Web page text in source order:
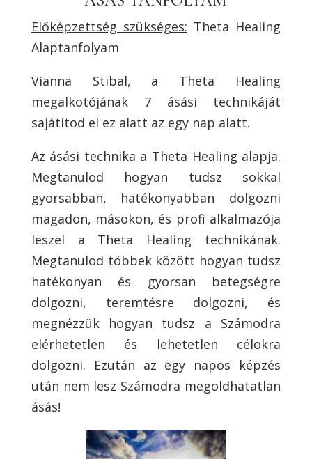
Előképzettség szükséges: Theta Healing
Alaptanfolyam
Vianna Stibal, a Theta Healing
megalkotójának 7 ásási technikáját
sajátítod el ez alatt az egy nap alatt.
Az ásási technika a Theta Healing alapja.
Megtanulod hogyan tudsz sokkal
gyorsabban, hatékonyabban dolgozni
magadon, másokon, és profi alkalmazója
leszel a Theta Healing technikának.
Megtanulod többek között hogyan tudsz
hatékonyan és gyorsan betegségre
dolgozni, teremtésre dolgozni, és
megnézzük hogyan tudsz a Számodra
elérhetetlen és lehetetlen célokra
dolgozni. Ezután az egy napos képzés
után nem lesz Számodra megoldhatatlan
ásás!